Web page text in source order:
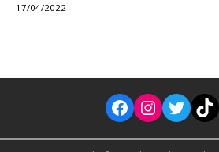
17/04/2022